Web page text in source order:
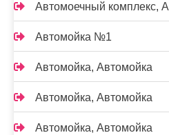
Автомоечный комплекс,
Автомойка №1
Автомойка, Автомойка
Автомойка, Автомойка
Автомойка, Автомойка